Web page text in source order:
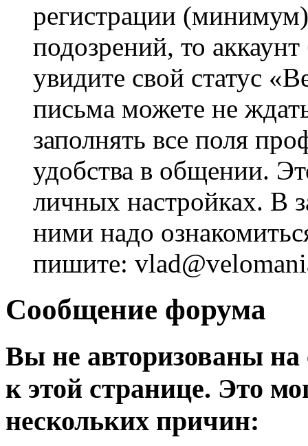
регистрации
подозрений, то
увидите свой статус
письма можете не
заполнять все поля
удобства в общении.
личных настройках. В
ними надо
пишите:
Сообщение форума
Вы не авторизованы на
к этой странице. Это
нескольких причин: